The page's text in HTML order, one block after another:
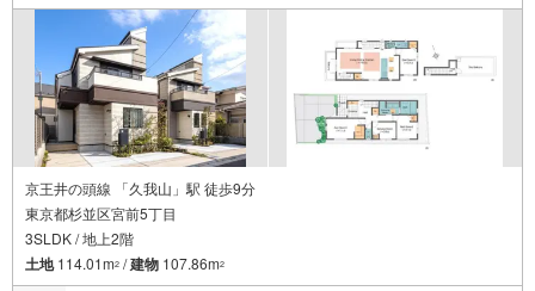
いただきます。お気軽にご相談ください。
京王井の頭線 「久我山」駅 徒歩9分
東京都杉並区宮前5丁目
3SLDK / 地上2階
土地114.01m2 /建物 107.86m2